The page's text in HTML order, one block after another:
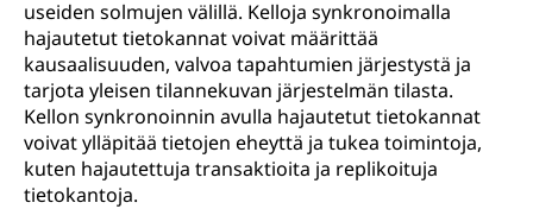
useiden solmujen välillä. Kelloja synkronoimalla
hajautetut tietokannat voivat määrittää
kausaalisuuden, valvoa tapahtumien järjestystä ja
tarjota yleisen tilannekuvan järjestelmän tilasta.
Kellon synkronoinnin avulla hajautetut tietokannat
voivat ylläpitää tietojen eheyttä ja tukea toimintoja,
kuten hajautettuja transaktioita ja replikoituja
tietokantoja.